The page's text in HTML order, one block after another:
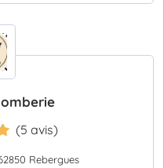
(5 avis)
Rebergues